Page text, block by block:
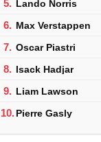
5. Lando Norris
6. Max Verstappen
7. Oscar Piastri
8. Isack Hadjar
9. Liam Lawson
10.Pierre Gasly